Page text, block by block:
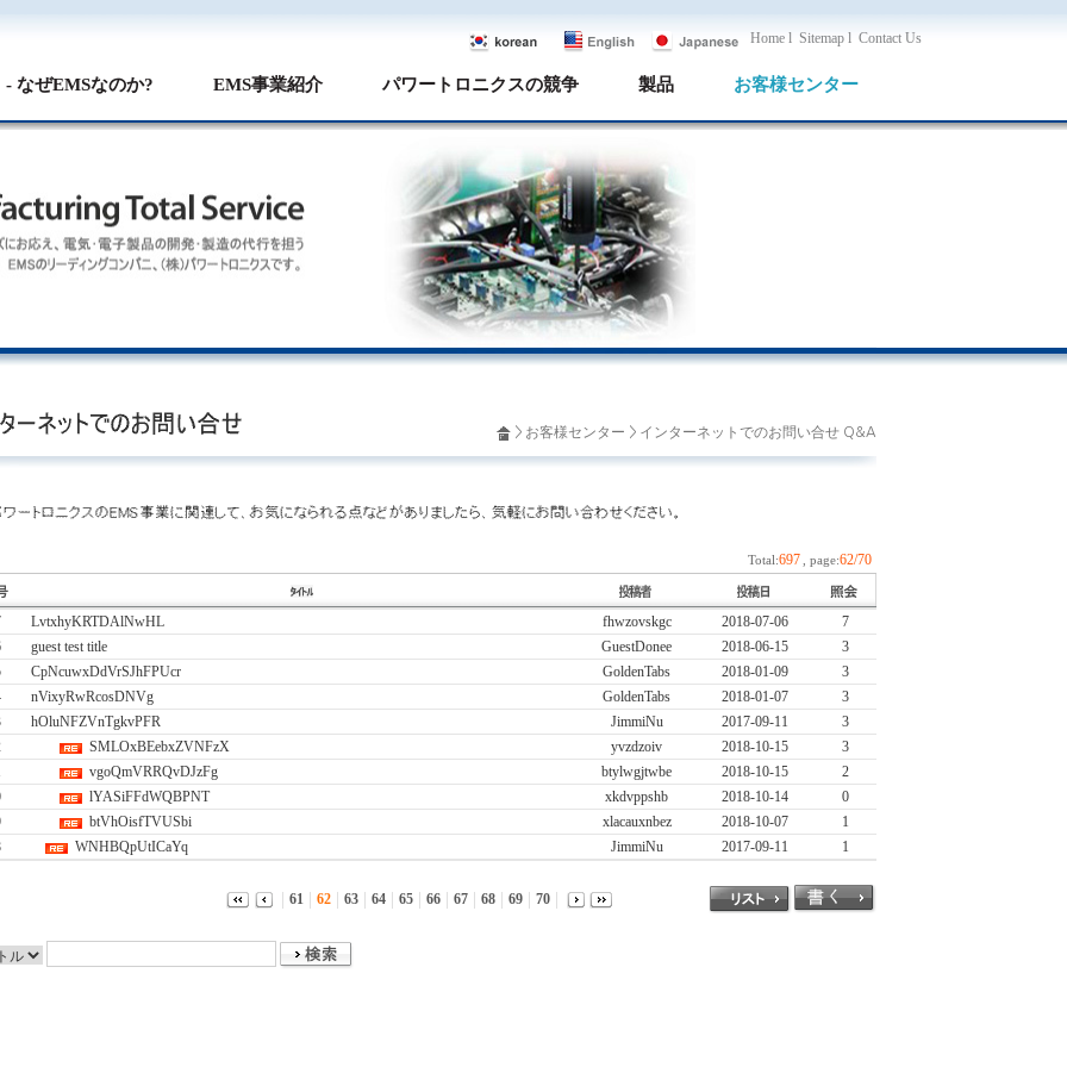
Home l Sitemap l Contact Us
- なぜEMSなのか? EMS事業紹介 パワートロニクスの競争 製品 お客様センター
> お客様センター > インターネットでのお問い合せ Q&A
Total:697 , page:62/70
LvtxhyKRTDAlNwHL fhwzovskgc 2018-07-06
7
guest test title GuestDonee 2018-06-15
3
CpNcuwxDdVrSJhFPUcr GoldenTabs 2018-01-09
3
nVixyRwRcosDNVg GoldenTabs 2018-01-07
3
hOluNFZVnTgkvPFR JimmiNu 2017-09-11
3
SMLOxBEebxZVNFzX yvzdzoiv 2018-10-15
3
vgoQmVRRQvDJzFg btylwgjtwbe 2018-10-15
2
lYASiFFdWQBPNT xkdvppshb 2018-10-14
0
btVhOisfTVUSbi xlacauxnbez 2018-10-07
1
WNHBQpUtICaYq JimmiNu 2017-09-11 1
61 62 63 64 65 66 67 68 69 70